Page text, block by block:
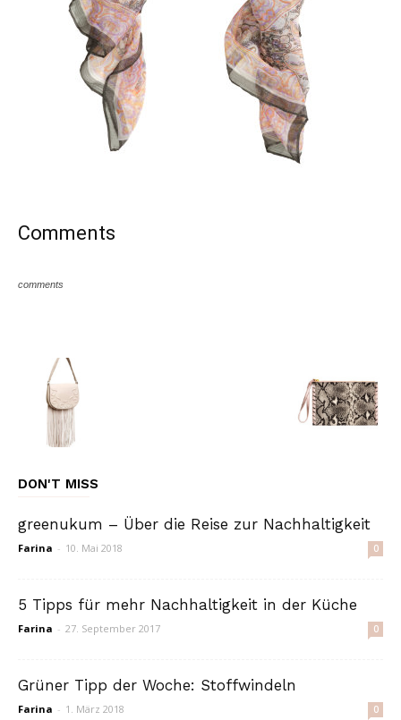
Comments
comments
DON'T MISS
greenukum – Über die Reise zur Nachhaltigkeit
Farina - 10. Mai 2018 0
5 Tipps für mehr Nachhaltigkeit in der Küche
Farina - 27. September 2017 0
Grüner Tipp der Woche: Stoffwindeln
Farina - 1. März 2018 0